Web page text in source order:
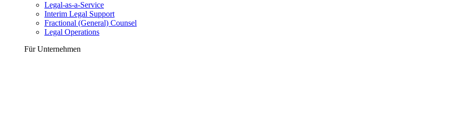
Legal-as-a-Service
Interim Legal Support
Fractional (General) Counsel
Legal Operations
Für Unternehmen